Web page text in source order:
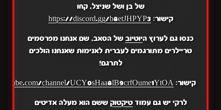
של בן ושל שניצל, קחו
קישור:https://discord.gg/b8etJHPYP3
כנסו גם לערוץ היוטיובשל הסאב, שם אנחנו מפרסמים
טריילרים מתורגמים לעברית לאנימות שאנחנו הולכים
לתרגם!
קישור: channel/UCY0sHaa8lB9crfOume1YtOA
לרקי יש גם עמודטיקטוק ששם הוא מעלה אדיטים